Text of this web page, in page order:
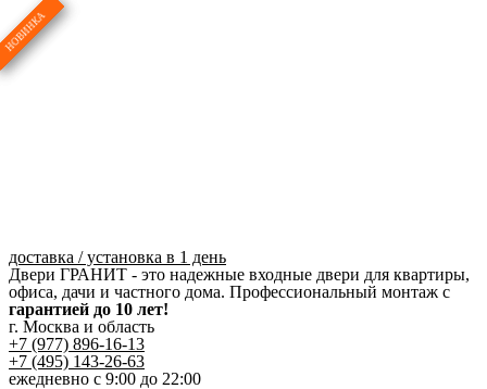
Перейти
к
содержимому
доставка / установка в 1 день
Двери ГРАНИТ - это надежные входные двери для квартиры,
офиса, дачи и частного дома. Профессиональный монтаж с
гарантией до 10 лет!
г. Москва и область
+7 (977) 896-16-13
+7 (495) 143-26-63
ежедневно с 9:00 до 22:00